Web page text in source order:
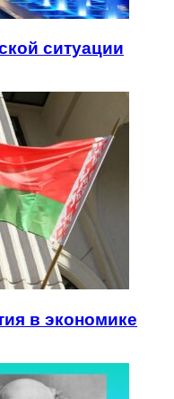
ситуации
в экономике